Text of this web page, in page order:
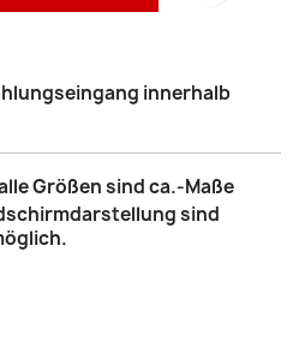
innerhalb
Größen sind ca.-Maße
sind